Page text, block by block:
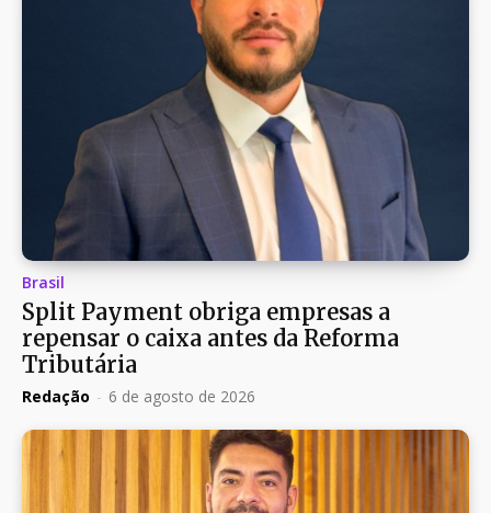
Brasil
Split Payment obriga empresas a
repensar o caixa antes da Reforma
Tributária
Redação - 6 de agosto de 2026